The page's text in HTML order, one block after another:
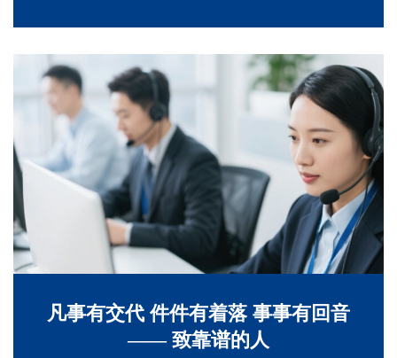
凡事有交代 件件有着落 事事有回音
—— 致靠谱的人